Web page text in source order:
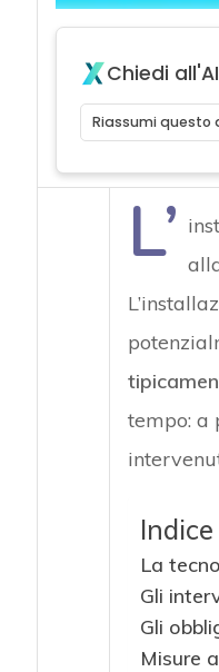
Chiedi all'AI
Riassumi questo
L’
tempo: a
La
Gli
Gli
Misure